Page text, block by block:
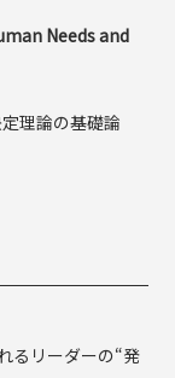
Needs and
理論の基礎論
るリーダーの“発